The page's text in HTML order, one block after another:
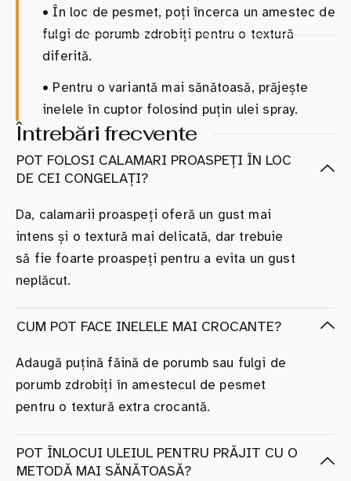
• În loc de pesmet, poți încerca un amestec de
fulgi de porumb zdrobiți pentru o textură
diferită.
• Pentru o variantă mai sănătoasă, prăjește
inelele în cuptor folosind puțin ulei spray.
Întrebări frecvente
POT FOLOSI CALAMARI PROASPEȚI ÎN LOC
DE CEI CONGELAȚI?
Da, calamarii proaspeți oferă un gust mai
intens și o textură mai delicată, dar trebuie
să fie foarte proaspeți pentru a evita un gust
neplăcut.
CUM POT FACE INELELE MAI CROCANTE?
Adaugă puțină făină de porumb sau fulgi de
porumb zdrobiți în amestecul de pesmet
pentru o textură extra crocantă.
POT ÎNLOCUI ULEIUL PENTRU PRĂJIT CU O
METODĂ MAI SĂNĂTOASĂ?